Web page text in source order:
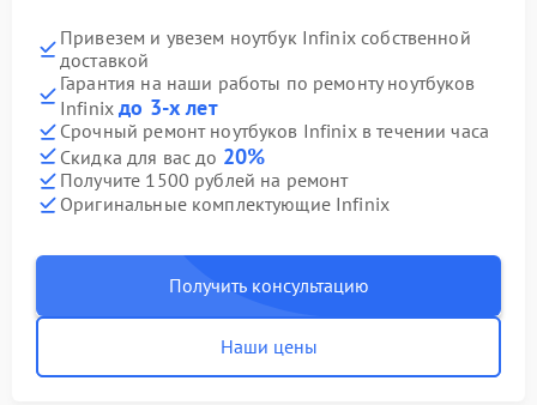
Привезем и увезем ноутбук Infinix собственной
доставкой
Гарантия на наши работы по ремонту ноутбуков
Infinixдо 3-х лет
Срочный ремонт ноутбуков Infinix в течении часа
Скидка для вас до 20%
Получите 1500 рублей на ремонт
Оригинальные комплектующие Infinix
Получить консультацию
Наши цены